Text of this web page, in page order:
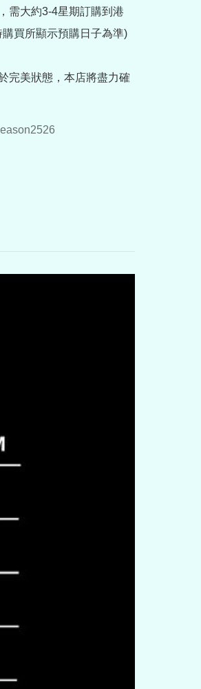
需大約3-4星期訂購到港
買所顯示預購日子為準)
完美狀態，本店將盡力確